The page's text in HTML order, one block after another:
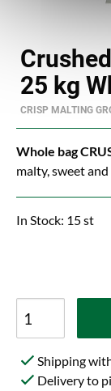
25 kg
CRISP MALTING
Whole bag
malty, sweet
In Stock: 15 st
Shipping
Delivery to